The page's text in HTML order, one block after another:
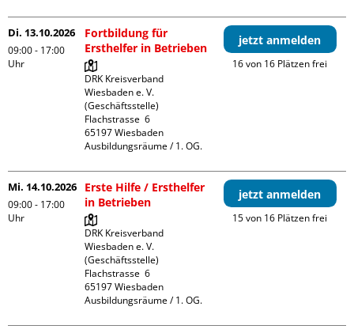
Di. 13.10.2026
09:00 - 17:00
Uhr
Fortbildung für
Ersthelfer in Betrieben
DRK Kreisverband
Wiesbaden e. V.
(Geschäftsstelle)
Flachstrasse  6
65197 Wiesbaden
Ausbildungsräume / 1. OG.
jetzt anmelden
16 von 16 Plätzen frei
Mi. 14.10.2026
09:00 - 17:00
Uhr
Erste Hilfe / Ersthelfer
in Betrieben
DRK Kreisverband
Wiesbaden e. V.
(Geschäftsstelle)
Flachstrasse  6
65197 Wiesbaden
Ausbildungsräume / 1. OG.
jetzt anmelden
15 von 16 Plätzen frei